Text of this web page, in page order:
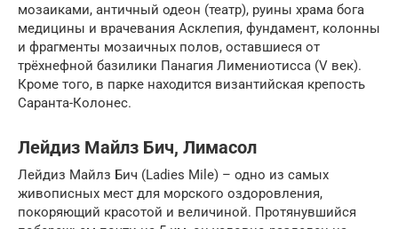
мозаиками, античный одеон (театр), руины храма бога
медицины и врачевания Асклепия, фундамент, колонны
и фрагменты мозаичных полов, оставшиеся от
трёхнефной базилики Панагия Лимениотисса (V век).
Кроме того, в парке находится византийская крепость
Саранта-Колонес.
Лейдиз Майлз Бич, Лимасол
Лейдиз Майлз Бич (Ladies Mile) – одно из самых
живописных мест для морского оздоровления,
покоряющий красотой и величиной. Протянувшийся